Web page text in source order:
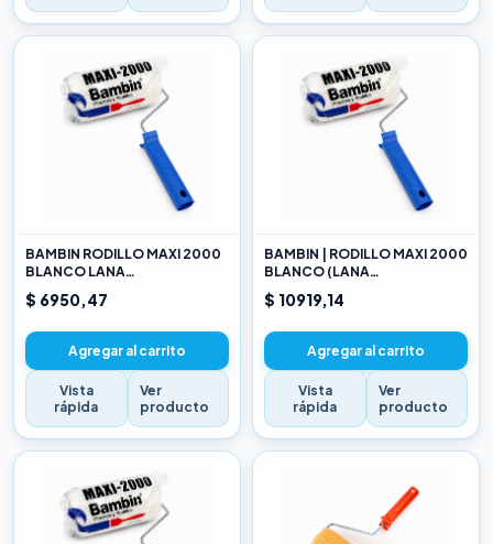
BAMBIN RODILLO MAXI 2000
BLANCO LANA
SELECCIONADA 10 CM
$ 6950,47
Agregar al carrito
Vista
rápida
Ver
producto
BAMBIN | RODILLO MAXI 2000
BLANCO (LANA
SELECCIONADA) 17CM
$ 10919,14
Agregar al carrito
Vista
rápida
Ver
producto